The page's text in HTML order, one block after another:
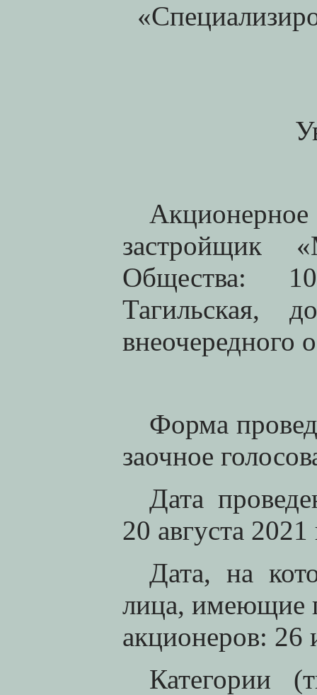
застройщик
Общества:
Тагильская,
внеочередного
Форма
заочное
Дата
20 августа 2021
Дата, на
лица, имеющие
акционеров: 26
Категории